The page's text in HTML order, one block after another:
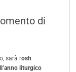
di
sarà rosh
liturgico